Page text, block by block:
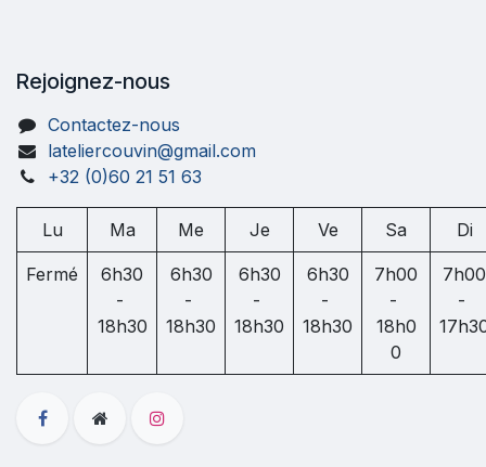
Rejoignez-nous
Contactez-nous
lateliercouvin@gmail.com
+32 (0)60 21 51 63
Lu Ma Me Je Ve Sa Di
Fermé
6h30
-
18h30
6h30
-
18h30
6h30
-
18h30
6h30
-
18h30
7h00
-
18h0
0
7h00
-